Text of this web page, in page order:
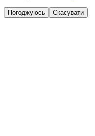
Погоджуюсь Скасувати